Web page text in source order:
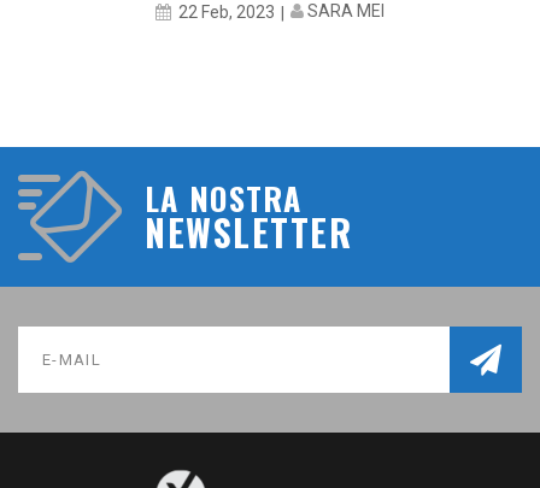
22 Feb, 2023 SARA MEI
LA NOSTRA
NEWSLETTER